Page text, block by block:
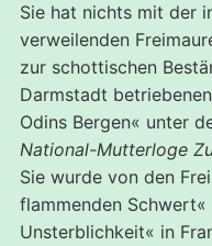
Sie hat nichts mit der
verweilenden
zur schottischen
Darmstadt
Odins Bergen« unter
National-Mutterloge
Sie wurde von den
flammenden
Unsterblichkeit« in